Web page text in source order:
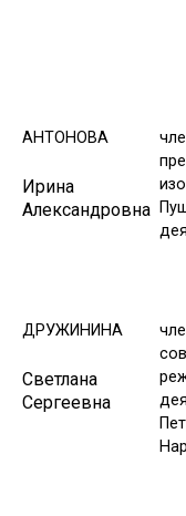
АНТОНОВА
Ирина
Александровна
ДРУЖИНИНА
Светлана
Сергеевна